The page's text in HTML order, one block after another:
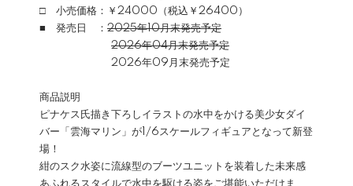
□ 小売価格：￥24000（税込￥26400）
■ 発売日 ： 2025年10月末発売予定
2026年04月末発売予定
2026年09月末発売予定
商品説明
ピナケス氏描き下ろしイラストの水中をかける美少女ダイ
バー「雲海マリン」が1/6スケールフィギュアとなって新登
場！
紺のスク水姿に流線型のブーツユニットを装着した未来感
あふれるスタイルで水中を駆ける姿をご堪能いただけま